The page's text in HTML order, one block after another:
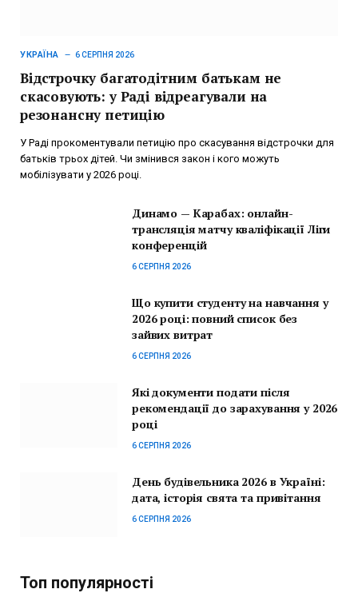
УКРАЇНА 6 СЕРПНЯ 2026
Відстрочку багатодітним батькам не
скасовують: у Раді відреагували на
резонансну петицію
У Раді прокоментували петицію про скасування відстрочки для
батьків трьох дітей. Чи змінився закон і кого можуть
мобілізувати у 2026 році.
Динамо — Карабах: онлайн-
трансляція матчу кваліфікації Ліги
конференцій
6 СЕРПНЯ 2026
Що купити студенту на навчання у
2026 році: повний список без
зайвих витрат
6 СЕРПНЯ 2026
Які документи подати після
рекомендації до зарахування у 2026
році
6 СЕРПНЯ 2026
День будівельника 2026 в Україні:
дата, історія свята та привітання
6 СЕРПНЯ 2026
Топ популярності